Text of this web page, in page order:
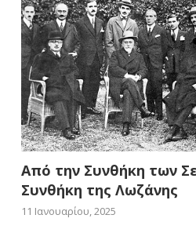
Από την Συνθήκη των
Συνθήκη της Λωζάνης
11 Ιανουαρίου, 2025